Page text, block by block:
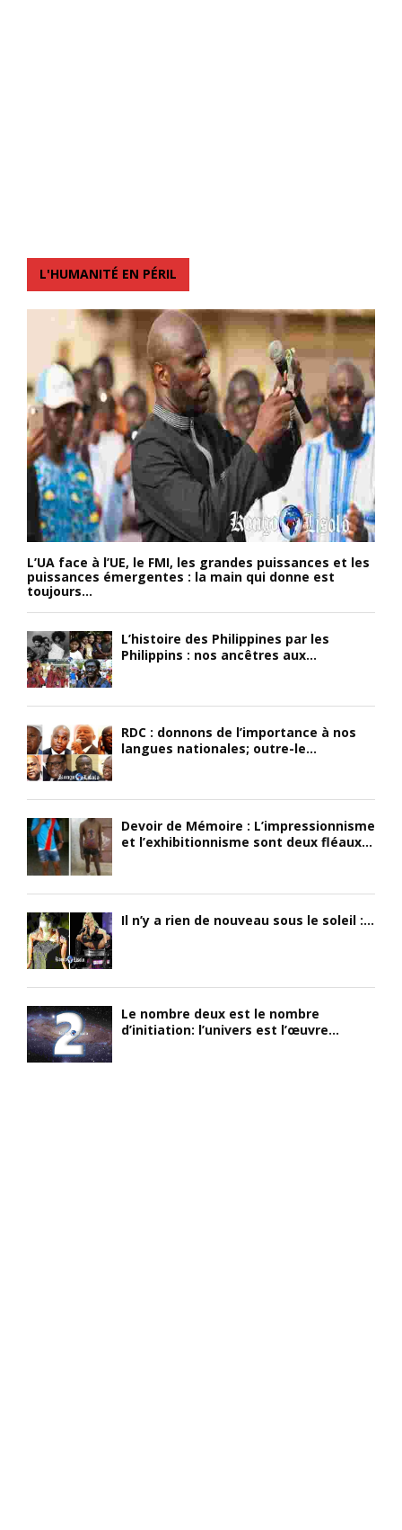
L'HUMANITÉ EN PÉRIL
L’UA face à l’UE, le FMI, les grandes puissances et les
puissances émergentes : la main qui donne est
toujours...
L’histoire des Philippines par les
Philippins : nos ancêtres aux...
RDC : donnons de l’importance à nos
langues nationales; outre-le...
Devoir de Mémoire : L’impressionnisme
et l’exhibitionnisme sont deux fléaux...
Il n’y a rien de nouveau sous le soleil :...
Le nombre deux est le nombre
d’initiation: l’univers est l’œuvre...